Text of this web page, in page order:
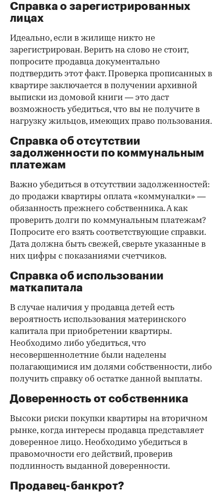
Справка о зарегистрированных
лицах
Идеально, если в жилище никто не
зарегистрирован. Верить на слово не стоит,
попросите продавца документально
подтвердить этот факт. Проверка прописанных в
квартире заключается в получении архивной
выписки из домовой книги — это даст
возможность убедиться, что вы не получите в
нагрузку жильцов, имеющих право пользования.
Справка об отсутствии
задолженности по коммунальным
платежам
Важно убедиться в отсутствии задолженностей:
до продажи квартиры оплата «коммуналки» —
обязанность прежнего собственника. А как
проверить долги по коммунальным платежам?
Попросите его взять соответствующие справки.
Дата должна быть свежей, сверьте указанные в
них цифры с показаниями счетчиков.
Справка об использовании
маткапитала
В случае наличия у продавца детей есть
вероятность использования материнского
капитала при приобретении квартиры.
Необходимо либо убедиться, что
несовершеннолетние были наделены
полагающимися им долями собственности, либо
получить справку об остатке данной выплаты.
Доверенность от собственника
Высоки риски покупки квартиры на вторичном
рынке, когда интересы продавца представляет
доверенное лицо. Необходимо убедиться в
правомочности его действий, проверив
подлинность выданной доверенности.
Продавец-банкрот?